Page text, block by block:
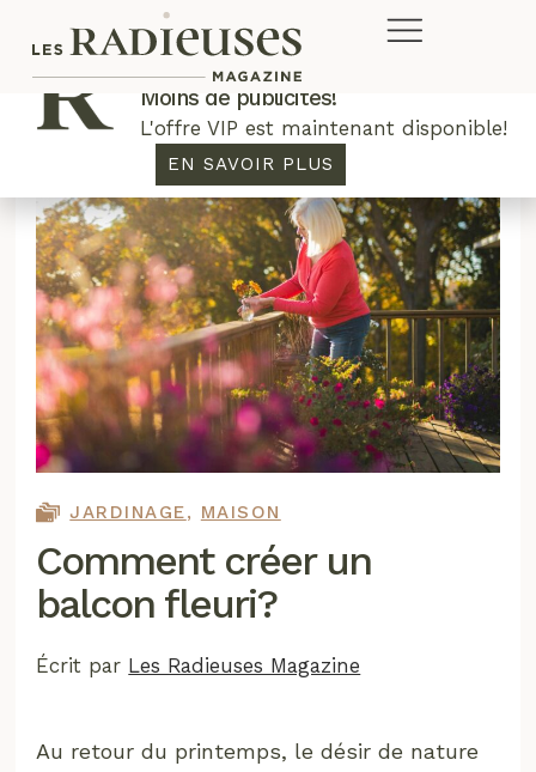
JARDINAGE, MAISON
Comment créer un
balcon fleuri?
Écrit par Les Radieuses Magazine
Au retour du printemps, le désir de nature
Plus de concours. Plus de rabais.
Moins de publicités!
L'offre VIP est maintenant disponible!
EN SAVOIR PLUS